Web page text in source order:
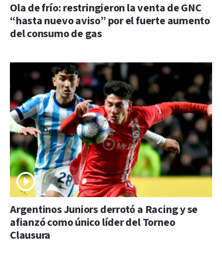
Ola de frío: restringieron la venta de GNC
“hasta nuevo aviso” por el fuerte aumento
del consumo de gas
Argentinos Juniors derrotó a Racing y se
afianzó como único líder del Torneo
Clausura